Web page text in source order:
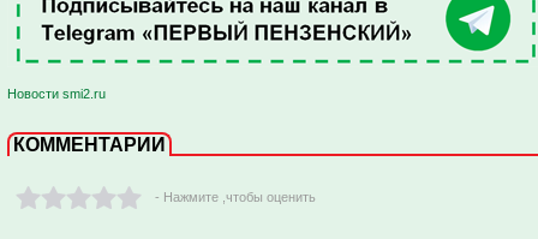
Новости smi2.ru
КОММЕНТАРИИ
- Нажмите ,чтобы оценить